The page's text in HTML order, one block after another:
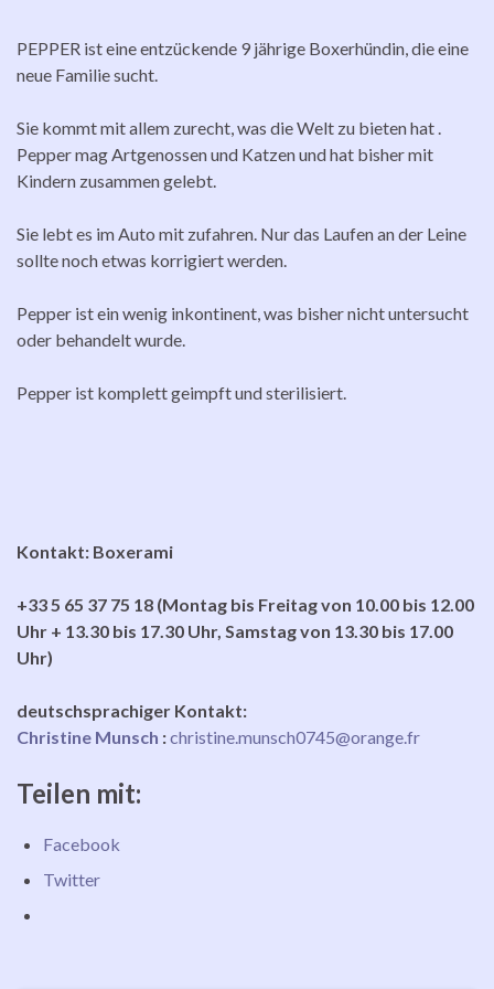
PEPPER ist eine entzückende 9 jährige Boxerhündin, die eine
neue Familie sucht.
Sie kommt mit allem zurecht, was die Welt zu bieten hat .
Pepper mag Artgenossen und Katzen und hat bisher mit
Kindern zusammen gelebt.
Sie lebt es im Auto mit zufahren. Nur das Laufen an der Leine
sollte noch etwas korrigiert werden.
Pepper ist ein wenig inkontinent, was bisher nicht untersucht
oder behandelt wurde.
Pepper ist komplett geimpft und sterilisiert.
Kontakt: Boxerami
+33 5 65 37 75 18 (Montag bis Freitag von 10.00 bis 12.00
Uhr + 13.30 bis 17.30 Uhr, Samstag von 13.30 bis 17.00
Uhr)
deutschsprachiger Kontakt:
Christine Munsch :christine.munsch0745@orange.fr
Teilen mit:
Facebook
Twitter